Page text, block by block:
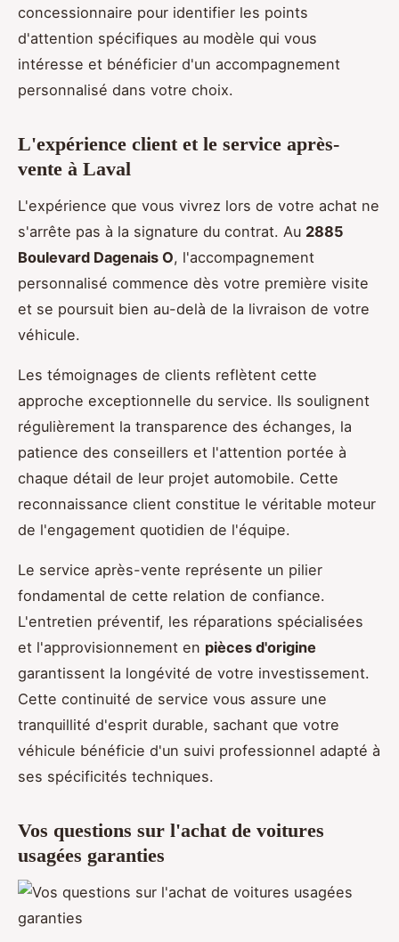
concessionnaire pour identifier les points
d'attention spécifiques au modèle qui vous
intéresse et bénéficier d'un accompagnement
personnalisé dans votre choix.
L'expérience client et le service après-
vente à Laval
L'expérience que vous vivrez lors de votre achat ne
s'arrête pas à la signature du contrat. Au 2885
Boulevard Dagenais O, l'accompagnement
personnalisé commence dès votre première visite
et se poursuit bien au-delà de la livraison de votre
véhicule.
Les témoignages de clients reflètent cette
approche exceptionnelle du service. Ils soulignent
régulièrement la transparence des échanges, la
patience des conseillers et l'attention portée à
chaque détail de leur projet automobile. Cette
reconnaissance client constitue le véritable moteur
de l'engagement quotidien de l'équipe.
Le service après-vente représente un pilier
fondamental de cette relation de confiance.
L'entretien préventif, les réparations spécialisées
et l'approvisionnement en pièces d'origine
garantissent la longévité de votre investissement.
Cette continuité de service vous assure une
tranquillité d'esprit durable, sachant que votre
véhicule bénéficie d'un suivi professionnel adapté à
ses spécificités techniques.
Vos questions sur l'achat de voitures
usagées garanties